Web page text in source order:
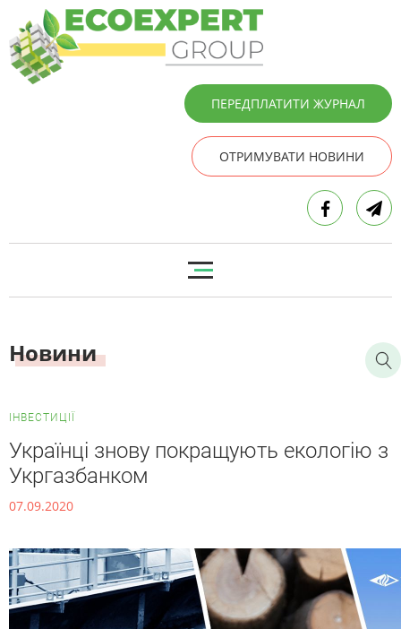
ПЕРЕДПЛАТИТИ ЖУРНАЛ
ОТРИМУВАТИ НОВИНИ
Новини
IНВЕСТИЦІЇ
Українці знову покращують екологію з
Укргазбанком
07.09.2020